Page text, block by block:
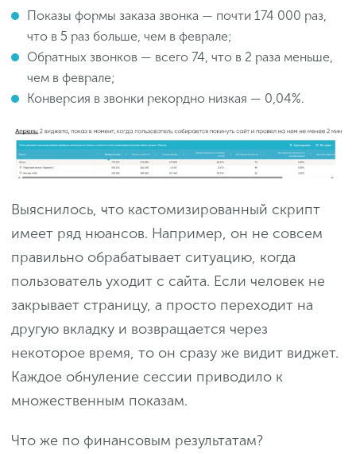
Показы формы заказа звонка — почти 174 000 раз,
что в 5 раз больше, чем в феврале;
Обратных звонков — всего 74, что в 2 раза меньше,
чем в феврале;
Конверсия в звонки рекордно низкая — 0,04%.
Выяснилось, что кастомизированный скрипт
имеет ряд нюансов. Например, он не совсем
правильно обрабатывает ситуацию, когда
пользователь уходит с сайта. Если человек не
закрывает страницу, а просто переходит на
другую вкладку и возвращается через
некоторое время, то он сразу же видит виджет.
Каждое обнуление сессии приводило к
множественным показам.
Что же по финансовым результатам?